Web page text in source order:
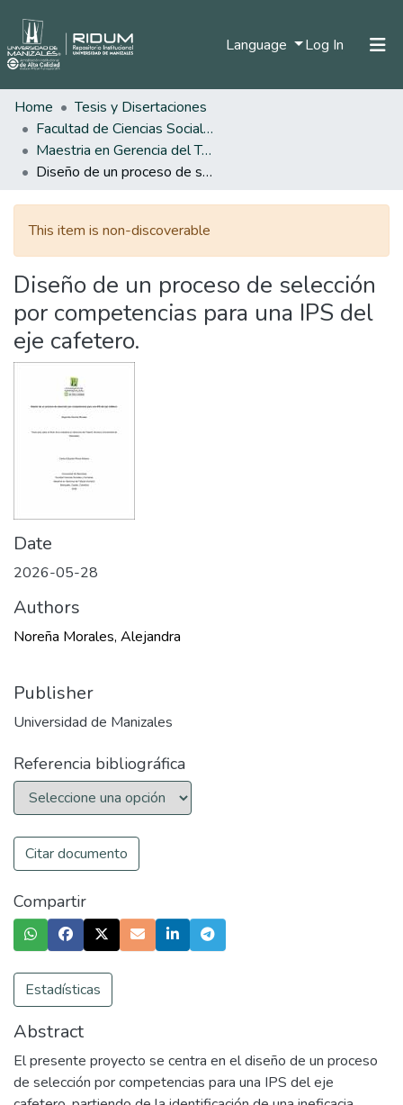
Language Log In (current)
Home
Tesis y Disertaciones
Facultad de Ciencias Sociales y Humanas
Maestria en Gerencia del Talento Humano
Diseño de un proceso de selección por competencias para una IPS del eje cafetero.
This item is non-discoverable
Diseño de un proceso de selección
por competencias para una IPS del
eje cafetero.
Date
2026-05-28
Authors
Noreña Morales, Alejandra
Publisher
Universidad de Manizales
Referencia bibliográfica
Citar documento
Compartir
Estadísticas
Abstract
El presente proyecto se centra en el diseño de un proceso
de selección por competencias para una IPS del eje